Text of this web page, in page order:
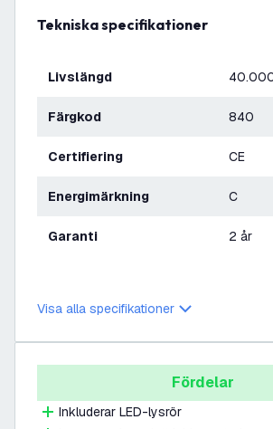
Tekniska specifikationer
Livslängd
Färgkod 840
Certifiering CE
Energimärkning C
Garanti 2 år
Visa alla specifikationer
Fördelar
Inkluderar LED-lysrör